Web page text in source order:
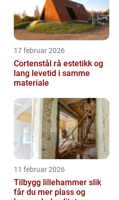
17 februar 2026
Cortenstål rå estetikk og
lang levetid i samme
materiale
11 februar 2026
Tilbygg lillehammer slik
får du mer plass og